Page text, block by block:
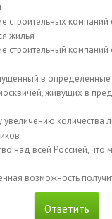
строительных компаний
жилья
строительный компаний
в
живущих в
количества
над всей Россией, что
возможность